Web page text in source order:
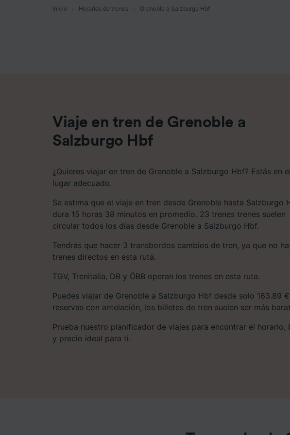
Inicio Horarios de trenes Grenoble a Salzburgo Hbf
Viaje en tren de Grenoble a
Salzburgo Hbf
¿Quieres viajar en tren de Grenoble a Salzburgo Hbf? Estás en el
lugar adecuado.
Se estima que el viaje en tren desde Grenoble hasta Salzburgo
dura 15 horas 38 minutos en promedio. 23 trenes trenes suelen
circular todos los días desde Grenoble a Salzburgo Hbf.
Tendrás que hacer 3 transbordos cambios de tren, ya que no
trenes directos en esta ruta.
TGV, Trenitalia, DB y ÖBB operan los trenes en esta ruta.
Puedes viajar de Grenoble a Salzburgo Hbf desde solo 163.89
reservas con antelación, los billetes de tren suelen ser más
Prueba nuestro planificador de viajes para encontrar el horario,
y precio ideal para ti.
Lista de asociados